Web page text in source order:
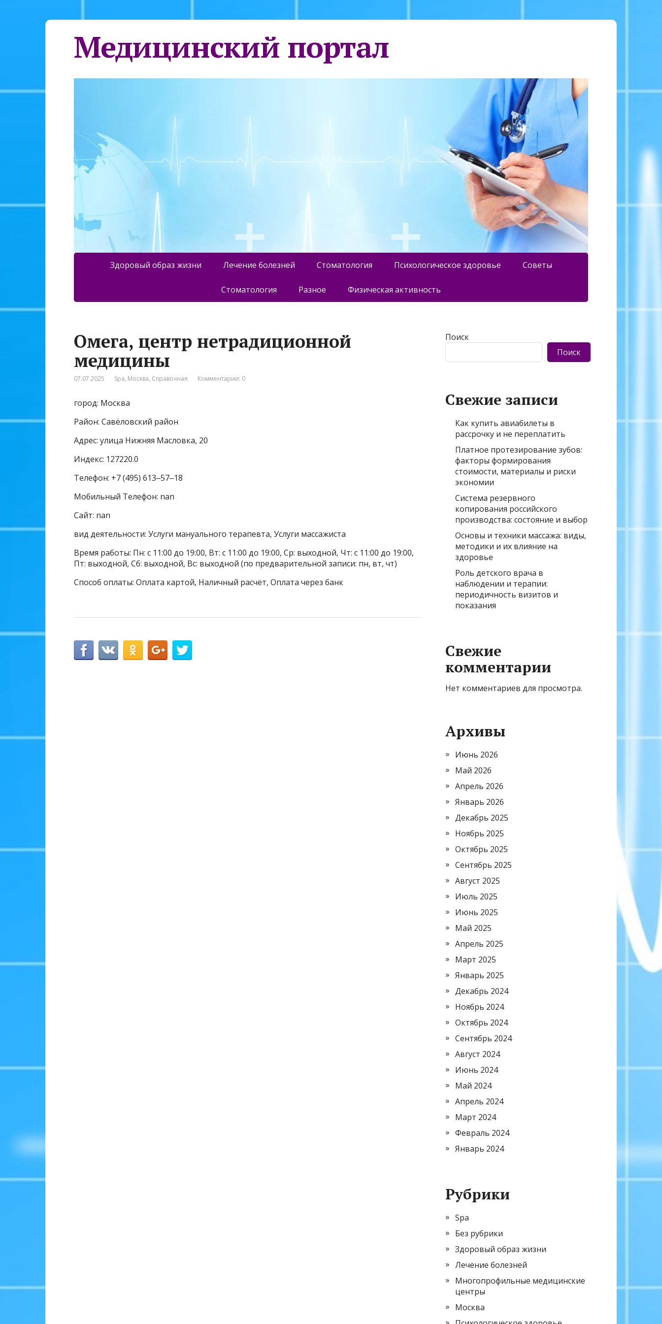
Медицинский портал
Здоровый образ жизни Лечение болезней Стоматология Психологическое здоровье Советы
Стоматология Разное Физическая активность
Омега, центр нетрадиционной
медицины
07.07.2025 Spa, Москва, Справочная Комментарии: 0
город: Москва
Район: Савёловский район
Адрес: улица Нижняя Масловка, 20
Индекс: 127220.0
Телефон: +7 (495) 613‒57‒18
Мобильный Телефон: nan
Сайт: nan
вид деятельности: Услуги мануального терапевта, Услуги массажиста
Время работы: Пн: с 11:00 до 19:00, Вт: с 11:00 до 19:00, Ср: выходной, Чт: с 11:00 до 19:00,
Пт: выходной, Сб: выходной, Вс: выходной (по предварительной записи: пн, вт, чт)
Способ оплаты: Оплата картой, Наличный расчёт, Оплата через банк
Поиск
Поиск
Свежие записи
Как купить авиабилеты в
рассрочку и не переплатить
Платное протезирование зубов:
факторы формирования
стоимости, материалы и риски
экономии
Система резервного
копирования российского
производства: состояние и выбор
Основы и техники массажа: виды,
методики и их влияние на
здоровье
Роль детского врача в
наблюдении и терапии:
периодичность визитов и
показания
Свежие
комментарии
Нет комментариев для просмотра.
Архивы
Июнь 2026
Май 2026
Апрель 2026
Январь 2026
Декабрь 2025
Ноябрь 2025
Октябрь 2025
Сентябрь 2025
Август 2025
Июль 2025
Июнь 2025
Май 2025
Апрель 2025
Март 2025
Январь 2025
Декабрь 2024
Ноябрь 2024
Октябрь 2024
Сентябрь 2024
Август 2024
Июнь 2024
Май 2024
Апрель 2024
Март 2024
Февраль 2024
Январь 2024
Рубрики
Spa
Без рубрики
Здоровый образ жизни
Лечение болезней
Многопрофильные медицинские
центры
Москва